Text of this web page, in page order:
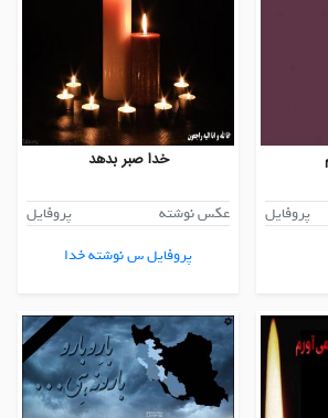
پروفایل
خدا صبر بدهد
عکس نوشته
پروفایل
پروفایل س نوشته خدا